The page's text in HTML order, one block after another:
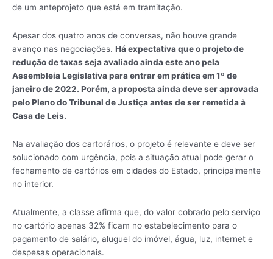
de um anteprojeto que está em tramitação.
Apesar dos quatro anos de conversas, não houve grande
avanço nas negociações. Há expectativa que o projeto de
redução de taxas seja avaliado ainda este ano pela
Assembleia Legislativa para entrar em prática em 1º de
janeiro de 2022. Porém, a proposta ainda deve ser aprovada
pelo Pleno do Tribunal de Justiça antes de ser remetida à
Casa de Leis.
Na avaliação dos cartorários, o projeto é relevante e deve ser
solucionado com urgência, pois a situação atual pode gerar o
fechamento de cartórios em cidades do Estado, principalmente
no interior.
Atualmente, a classe afirma que, do valor cobrado pelo serviço
no cartório apenas 32% ficam no estabelecimento para o
pagamento de salário, aluguel do imóvel, água, luz, internet e
despesas operacionais.